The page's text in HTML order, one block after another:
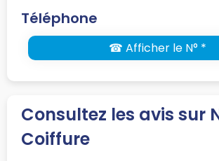
Téléphone
☎ Afficher le N° *
Consultez les avis sur
Coiffure